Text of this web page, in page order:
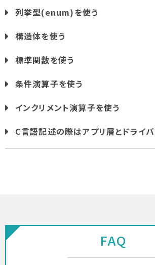
列挙型(enum)を使う
構造体を使う
標準関数を使う
条件演算子を使う
インクリメント演算子を使う
C言語記述の際はアプリ層とドライ
FAQ